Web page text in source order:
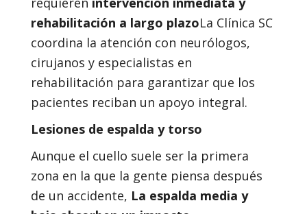
rehabilitación a largo plazoLa Clínica SC
coordina la atención con neurólogos,
cirujanos y especialistas en
rehabilitación para garantizar que los
pacientes reciban un apoyo integral.
Lesiones de espalda y torso
Aunque el cuello suele ser la primera
zona en la que la gente piensa después
de un accidente, La espalda media y